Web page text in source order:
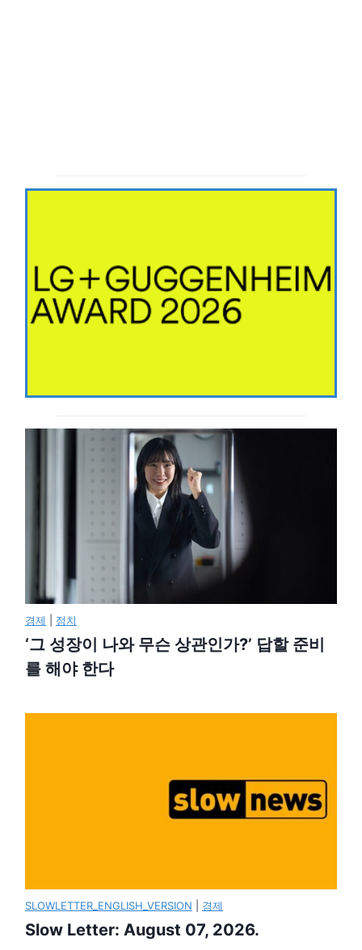
경제 정치
‘그 성장이 나와 무슨 상관인가?’ 답할 준비
를 해야 한다
SLOWLETTER_ENGLISH_VERSION 경제
Slow Letter: August 07, 2026.